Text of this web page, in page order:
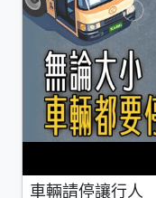
車輛請停讓行人